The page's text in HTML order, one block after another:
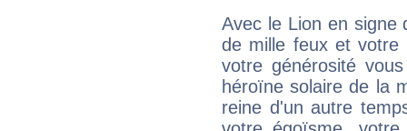
Avec le Lion en signe
de mille feux et votre
votre générosité
héroïne solaire de la
reine d'un autre